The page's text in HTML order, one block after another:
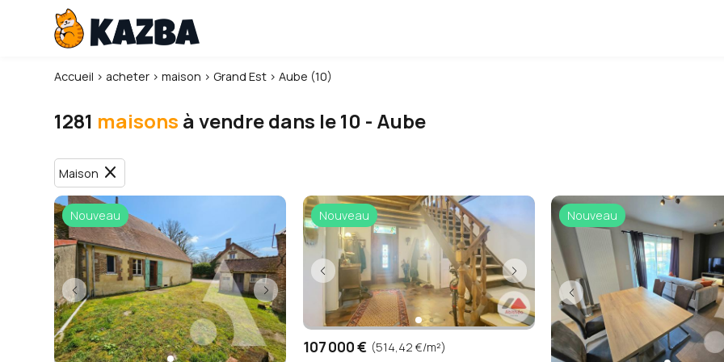
Accueil › acheter ›maison ›Grand Est ›Aube (10)
1281 maisons à vendre dans le 10 - Aube
Maison close
Nouveau Nouveau
107 000 € (514,42 €/m²)
Nouveau